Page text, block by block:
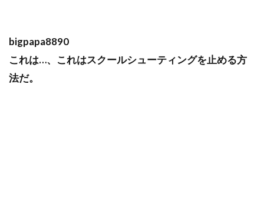
bigpapa8890
これは…、これはスクールシューティングを止める方
法だ。